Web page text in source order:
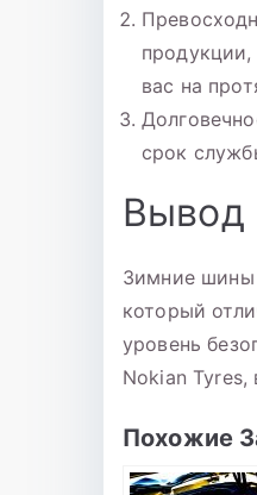
вас на
срок
Вывод
Зимние шины
который
уровень
Nokian
Похожие